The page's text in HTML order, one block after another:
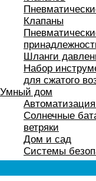
Клапаны
Шланги
Набор
для сжатого
Умный дом
Солнечные
ветряки
Дом и сад
Системы